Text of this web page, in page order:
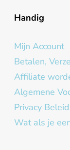
Handig
Mijn Account
Betalen,
Affiliate
Algemene
Privacy Beleid
Wat als je